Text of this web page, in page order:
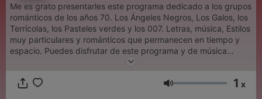
Me es grato presentarles este programa dedicado a los grupos
románticos de los años 70. Los Ángeles Negros, Los Galos, los
Terrícolas, los Pasteles verdes y los 007. Letras, música, Estilos
muy particulares y románticos que permanecen en tiempo y
espacio. Puedes disfrutar de este programa y de música
tì The radio That is for you
Volumen 1 x